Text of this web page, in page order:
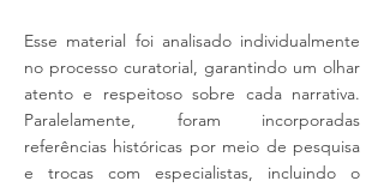
Esse material foi analisado individualmente
no processo curatorial, garantindo um olhar
atento e respeitoso sobre cada narrativa.
Paralelamente, foram incorporadas
referências históricas por meio de pesquisa
e trocas com especialistas, incluindo o